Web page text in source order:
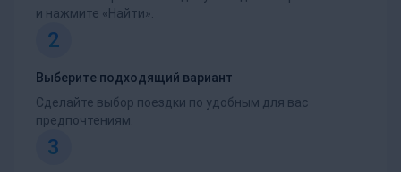
и нажмите «Найти».
2
Выберите подходящий вариант
Сделайте выбор поездки по удобным для вас
предпочтениям.
3